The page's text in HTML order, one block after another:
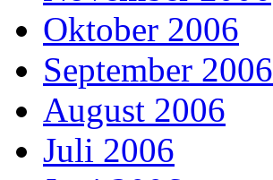
Oktober 2006
September 2006
August 2006
Juli 2006